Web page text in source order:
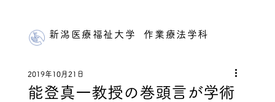
新潟医療福祉大学 作業療法学科
能登真一教授の巻頭言が学術
2019年10月21日